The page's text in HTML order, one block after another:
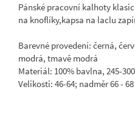
Pánské pracovní kalhoty
na knoflíky,kapsa na laclu
Barevné provedení: černá,
modrá, tmavě modrá
Materiál: 100% bavlna, 245-
Velikosti: 46-64; nadměr 66 - 68